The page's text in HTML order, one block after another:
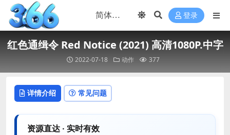
登录
红色通缉令 Red Notice (2021) 高清1080P.中字
2022-07-18 动作 377
详情介绍 常见问题
资源直达 · 实时有效